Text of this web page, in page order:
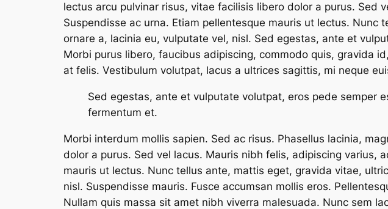
lectus arcu pulvinar risus, vitae facilisis libero dolor a purus. Sed
Suspendisse ac urna. Etiam pellentesque mauris ut lectus.
ornare a, lacinia eu, vulputate vel, nisl. Sed egestas, ante et
Morbi purus libero, faucibus adipiscing, commodo quis, gravida
at felis. Vestibulum volutpat, lacus a ultrices sagittis, mi neque
Sed egestas, ante et vulputate volutpat, eros pede semper
fermentum et.
Morbi interdum mollis sapien. Sed ac risus. Phasellus lacinia,
dolor a purus. Sed vel lacus. Mauris nibh felis, adipiscing varius,
mauris ut lectus. Nunc tellus ante, mattis eget, gravida vitae,
nisl. Suspendisse mauris. Fusce accumsan mollis eros.
Nullam quis massa sit amet nibh viverra malesuada. Nunc sem